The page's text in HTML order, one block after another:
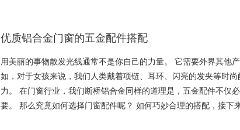
优质铝合金门窗的五金配件搭配
用美丽的事物散发光线通常不是你自己的力量。 它需要外界其他
如，对于女孩来说，我们人类戴着项链、耳环、闪亮的发夹等时
力。 在门窗行业，我们断桥铝合金同样的道理是，五金配件不仅
要。 那么究竟如何选择门窗配件呢？ 如何巧妙合理的搭配，接下